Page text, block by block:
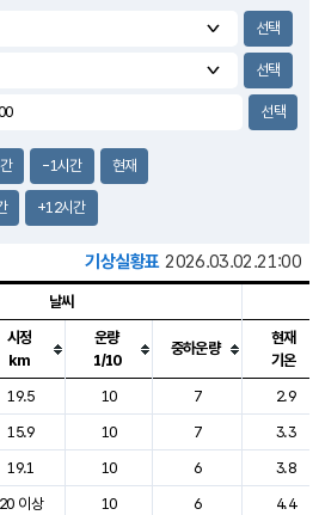
m/s
-1시간 현재
+12시간
기상실황표 2026.03.02.21:00
씨, 기온, 강수, 바람, 기압등을 안내한 표입
날씨
시정
km
운량
1/10
중하운량
현재
기온
19.5 10 7
2.9
15.9 10 7
3.3
19.1 10 6
3.8
20 이상 10 6
4.4